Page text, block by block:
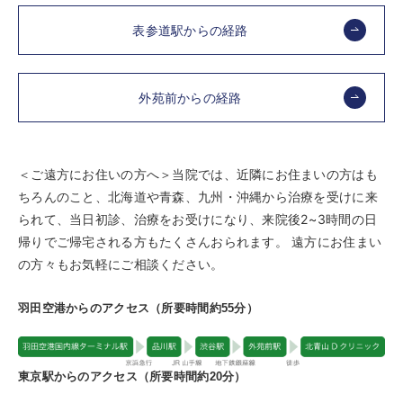
表参道駅からの経路
外苑前からの経路
＜ご遠方にお住いの方へ＞当院では、近隣にお住まいの方はも
ちろんのこと、北海道や青森、九州・沖縄から治療を受けに来
られて、当日初診、治療をお受けになり、来院後2~3時間の日
帰りでご帰宅される方もたくさんおられます。 遠方にお住まい
の方々もお気軽にご相談ください。
羽田空港からのアクセス（所要時間約55分）
東京駅からのアクセス（所要時間約20分）